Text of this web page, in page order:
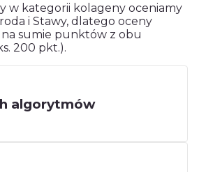
w kategorii kolageny oceniamy
i Stawy, dlatego oceny
sumie punktów z obu
200 pkt.).
algorytmów